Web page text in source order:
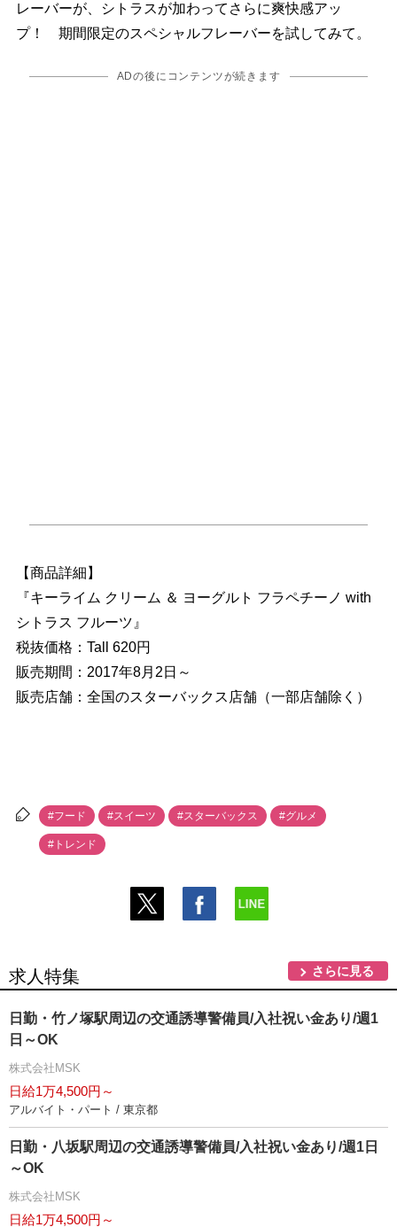
レーバーが、シトラスが加わってさらに爽快感アッ
プ！ 期間限定のスペシャルフレーバーを試してみて。
ADの後にコンテンツが続きます
【商品詳細】
『キーライム クリーム ＆ ヨーグルト フラペチーノ with
シトラス フルーツ』
税抜価格：Tall 620円
販売期間：2017年8月2日～
販売店舗：全国のスターバックス店舗（一部店舗除く）
#フード #スイーツ #スターバックス #グルメ
#トレンド
求人特集 さらに見る
日勤・竹ノ塚駅周辺の交通誘導警備員/入社祝い金あり/週1
日～OK
株式会社MSK
日給1万4,500円～
アルバイト・パート / 東京都
日勤・八坂駅周辺の交通誘導警備員/入社祝い金あり/週1日
～OK
株式会社MSK
日給1万4,500円～